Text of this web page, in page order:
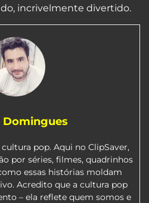
incrivelmente divertido.
Domingues
pop. Aqui no ClipSaver,
por séries, filmes, quadrinhos
essas histórias moldam
Acredito que a cultura pop
– ela reflete quem somos e